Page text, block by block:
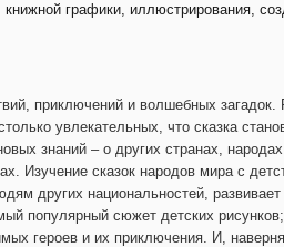
графики, иллюстрирования,
приключений и волшебных загадок.
увлекательных, что сказка
знаний – о других странах,
Изучение сказок народов мира с
других национальностей,
популярный сюжет детских
героев и их приключения. И,